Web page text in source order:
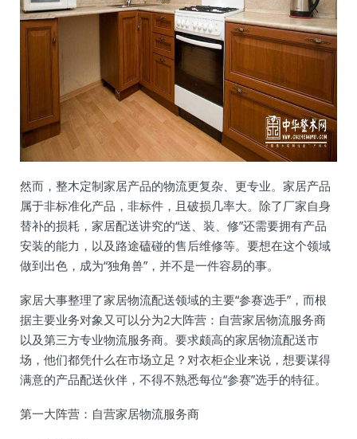
然而，整木定制家居产品的物流更复杂、更专业。家居产品
属于非标准化产品，非标件，且破损几率大。除了厂家自身
替补的损耗，家居配送讲究的“送、装、修”还需要拥有产品
安装的能力，以及路途磕碰的售后维修等。要想在这个领域
做到出色，成为“独角兽”，并不是一件容易的事。
家居大事整理了家居物流配送领域的主要“参赛选手”，而根
据主要业务对象又可以分为2大阵营：自营家居物流服务商
以及第三方专业物流服务商。要求颇高的家居物流配送市
场，他们都凭什么在市场立足？对衣柜企业来说，想要谋得
满意的产品配送伙伴，不得不熟悉每位“参赛”选手的特征。
第一大阵营：自营家居物流服务商